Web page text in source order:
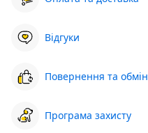
Відгуки
Повернення та обмін
Програма захисту